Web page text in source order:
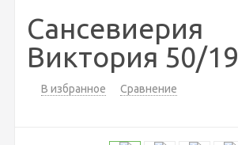
Сансевиерия
Виктория 50/19
В избранное Сравнение